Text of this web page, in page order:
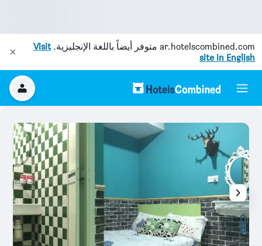
ar.hotelscombined.com متوفر أيضاً باللغة الإنجليزية.Visit
site in English